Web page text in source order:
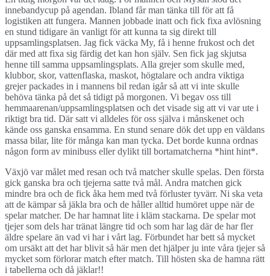
innebandycup på agendan. Ibland får man tänka till för att få
logistiken att fungera. Mannen jobbade inatt och fick fixa avlösning
en stund tidigare än vanligt för att kunna ta sig direkt till
uppsamlingsplatsen. Jag fick väcka My, få i henne frukost och det
där med att fixa sig färdig det kan hon själv. Sen fick jag skjutsa
henne till samma uppsamlingsplats. Alla grejer som skulle med,
klubbor, skor, vattenflaska, maskot, högtalare och andra viktiga
grejer packades in i mannens bil redan igår så att vi inte skulle
behöva tänka på det så tidigt på morgonen. Vi begav oss till
hemmaarenan/uppsamlingsplatsen och det visade sig att vi var ute i
riktigt bra tid. Där satt vi alldeles för oss själva i månskenet och
kände oss ganska ensamma. En stund senare dök det upp en väldans
massa bilar, lite för många kan man tycka. Det borde kunna ordnas
någon form av minibuss eller dylikt till bortamatcherna *hint hint*.
Växjö var målet med resan och två matcher skulle spelas. Den första
gick ganska bra och tjejerna satte två mål. Andra matchen gick
mindre bra och de fick åka hem med två förluster tyvärr. Ni ska veta
att de kämpar så jäkla bra och de håller alltid humöret uppe när de
spelar matcher. De har hamnat lite i kläm stackarna. De spelar mot
tjejer som dels har tränat längre tid och som har lag där de har fler
äldre spelare än vad vi har i vårt lag. Förbundet har bett så mycket
om ursäkt att det har blivit så här men det hjälper ju inte våra tjejer så
mycket som förlorar match efter match. Till hösten ska de hamna rätt
i tabellerna och då jäklar!!